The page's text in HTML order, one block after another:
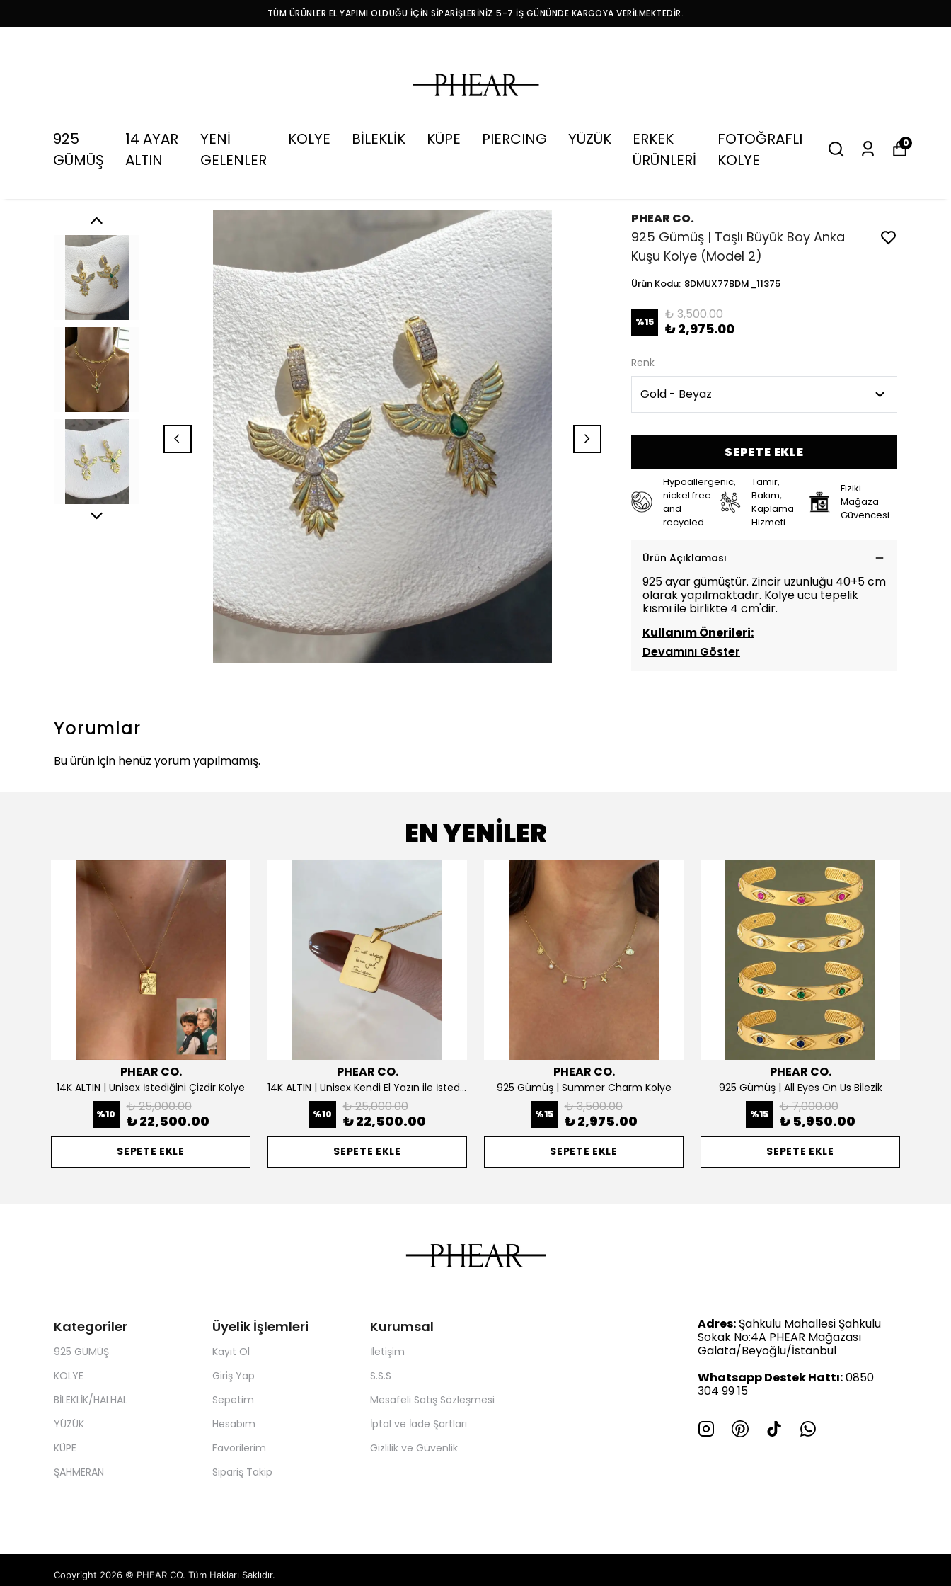
TÜM ÜRÜNLER EL YAPIMI OLDUĞU İÇİN SİPARİŞLERİNİZ 5-7 İŞ GÜNÜNDE KARGOYA VERİLMEKTEDİR.
925
GÜMÜŞ
14 AYAR
ALTIN
YENİ
GELENLER
KOLYE BİLEKLİK KÜPE PIERCING YÜZÜK
ERKEK
ÜRÜNLERİ
FOTOĞRAFLI
KOLYE
0
PHEAR CO.
925 Gümüş | Taşlı Büyük Boy Anka
Kuşu Kolye (Model 2)
Ürün Kodu: 8DMUX77BDM_11375
%15 ₺ 3,500.00
₺ 2,975.00
Renk
SEPETE EKLE
Hypoallergenic,
nickel free
and
recycled
Tamir,
Bakım,
Kaplama
Hizmeti
Fiziki
Mağaza
Güvencesi
Ürün Açıklaması
925 ayar gümüştür. Zincir uzunluğu 40+5 cm
olarak yapılmaktadır. Kolye ucu tepelik
kısmı ile birlikte 4 cm'dir.
Kullanım Önerileri:
Devamını Göster
Yorumlar
Bu ürün için henüz yorum yapılmamış.
EN YENİLER
PHEAR CO.
14K ALTIN | Unisex İstediğini Çizdir Kolye
%10 ₺ 25,000.00
₺ 22,500.00
SEPETE EKLE
PHEAR CO.
14K ALTIN | Unisex Kendi El Yazın ile İstediğini Yazdır Plaka Kolye
%10 ₺ 25,000.00
₺ 22,500.00
SEPETE EKLE
PHEAR CO.
925 Gümüş | Summer Charm Kolye
%15 ₺ 3,500.00
₺ 2,975.00
SEPETE EKLE
PHEAR CO.
925 Gümüş | All Eyes On Us Bilezik
%15 ₺ 7,000.00
₺ 5,950.00
SEPETE EKLE
Kategoriler
925 GÜMÜŞ
KOLYE
BİLEKLİK/HALHAL
YÜZÜK
KÜPE
ŞAHMERAN
Üyelik İşlemleri
Kayıt Ol
Giriş Yap
Sepetim
Hesabım
Favorilerim
Sipariş Takip
Kurumsal
İletişim
S.S.S
Mesafeli Satış Sözleşmesi
İptal ve İade Şartları
Gizlilik ve Güvenlik
Adres: Şahkulu Mahallesi Şahkulu
Sokak No:4A PHEAR Mağazası
Galata/Beyoğlu/İstanbul
Whatsapp Destek Hattı:0850
304 99 15
Copyright 2026 © PHEAR CO. Tüm Hakları Saklıdır.